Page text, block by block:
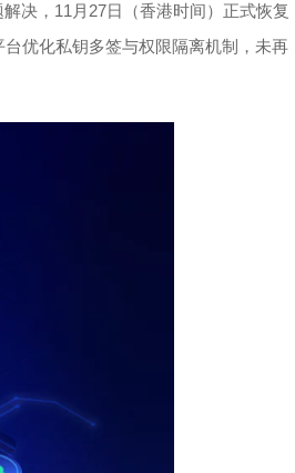
决，11月27日（香港时间）正式恢复
优化私钥多签与权限隔离机制，未再